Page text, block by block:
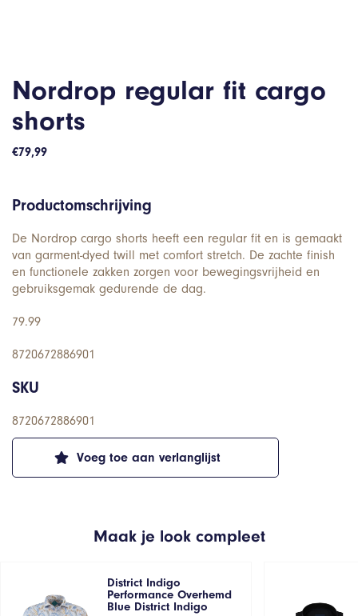
Nordrop regular fit cargo
shorts
€79,99
Voeg toe aan verlanglijst
Productomschrijving
De Nordrop cargo shorts heeft een regular fit en is gemaakt
van garment-dyed twill met comfort stretch. De zachte finish
en functionele zakken zorgen voor bewegingsvrijheid en
gebruiksgemak gedurende de dag.
79.99
8720672886901
SKU
8720672886901
Maak je look compleet
District Indigo
Performance Overhemd
Blue District Indigo